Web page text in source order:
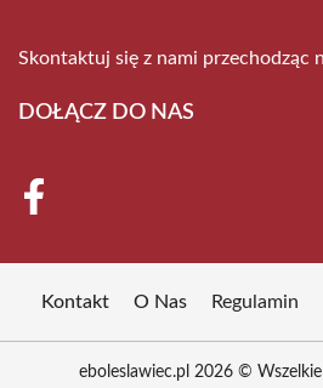
Skontaktuj się z nami przechodząc
DOŁĄCZ DO NAS
Kontakt O Nas Regulamin
eboleslawiec.pl 2026 ©